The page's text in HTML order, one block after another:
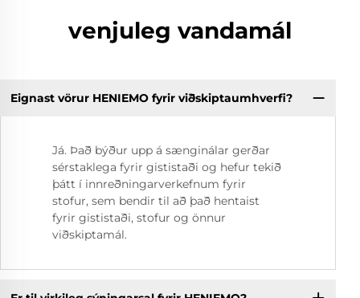
venjuleg vandamál
Eignast vörur HENIEMO fyrir viðskiptaumhverfi?
Já. Það býður upp á sænginálar gerðar
sérstaklega fyrir gististaði og hefur tekið
þátt í innreðningarverkefnum fyrir
stofur, sem bendir til að það hentaist
fyrir gististaði, stofur og önnur
viðskiptamál.